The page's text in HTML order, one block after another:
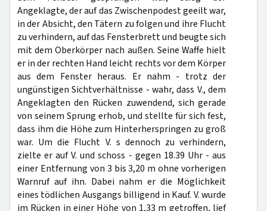
Angeklagte, der auf das Zwischenpodest geeilt war,
in der Absicht, den Tätern zu folgen und ihre Flucht
zu verhindern, auf das Fensterbrett und beugte sich
mit dem Oberkörper nach außen. Seine Waffe hielt
er in der rechten Hand leicht rechts vor dem Körper
aus dem Fenster heraus. Er nahm - trotz der
ungünstigen Sichtverhältnisse - wahr, dass V., dem
Angeklagten den Rücken zuwendend, sich gerade
von seinem Sprung erhob, und stellte für sich fest,
dass ihm die Höhe zum Hinterherspringen zu groß
war. Um die Flucht V. s dennoch zu verhindern,
zielte er auf V. und schoss - gegen 18.39 Uhr - aus
einer Entfernung von 3 bis 3,20 m ohne vorherigen
Warnruf auf ihn. Dabei nahm er die Möglichkeit
eines tödlichen Ausgangs billigend in Kauf. V. wurde
im Rücken in einer Höhe von 1,33 m getroffen, lief